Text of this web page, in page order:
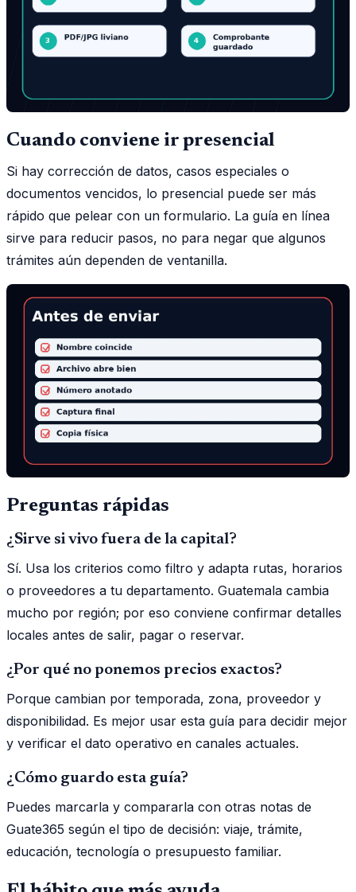
Cuando conviene ir presencial
Si hay corrección de datos, casos especiales o
documentos vencidos, lo presencial puede ser más
rápido que pelear con un formulario. La guía en línea
sirve para reducir pasos, no para negar que algunos
trámites aún dependen de ventanilla.
Preguntas rápidas
¿Sirve si vivo fuera de la capital?
Sí. Usa los criterios como filtro y adapta rutas, horarios
o proveedores a tu departamento. Guatemala cambia
mucho por región; por eso conviene confirmar detalles
locales antes de salir, pagar o reservar.
¿Por qué no ponemos precios exactos?
Porque cambian por temporada, zona, proveedor y
disponibilidad. Es mejor usar esta guía para decidir mejor
y verificar el dato operativo en canales actuales.
¿Cómo guardo esta guía?
Puedes marcarla y compararla con otras notas de
Guate365 según el tipo de decisión: viaje, trámite,
educación, tecnología o presupuesto familiar.